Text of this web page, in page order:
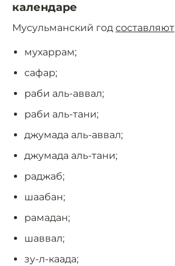
календаре
Мусульманский год составляют
мухаррам;
сафар;
раби аль-аввал;
раби аль-тани;
джумада аль-аввал;
джумада аль-тани;
раджаб;
шаабан;
рамадан;
шаввал;
зу-л-каада;